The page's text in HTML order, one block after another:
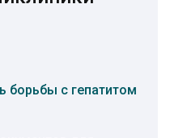
борьбы с гепатитом